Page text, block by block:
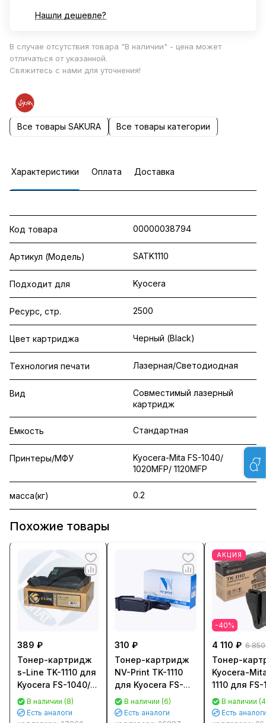
Нашли дешевле?
В случае отсутствия товара "В наличии" - цена может
отличаться от указанной.
Свяжитесь с нами для уточнения!
Все товары SAKURA Все товары категории
Характеристики Оплата Доставка
Код товара 00000038794
Артикул (Модель) SATK1110
Подходит для Kyocera
Ресурс, стр. 2500
Цвет картриджа Черный (Black)
Технология печати Лазерная/Светодиодная
Вид
Совместимый лазерный
картридж
Емкость Стандартная
Принтеры/МФУ
Kyocera-Mita FS-1040/
1020MFP/ 1120MFP
масса(кг) 0.2
Похожие товары
389 ₽
Тонер-картридж
s-Line TK-1110 для
Kyocera FS-1040/
1020MFP/ 1120MFP
(2500стр.) - с
В наличии (8)
Есть аналоги
310 ₽
Тонер-картридж
NV-Print TK-1110
для Kyocera FS-
1040/ 1020MFP/
1120MFP (2500стр.)
В наличии (6)
Есть аналоги
АКЦИЯ
-40%
4 110 ₽ 6
Тонер-
Kyocera-
1110 для
1020MFP/
(туба
В наличии
Есть